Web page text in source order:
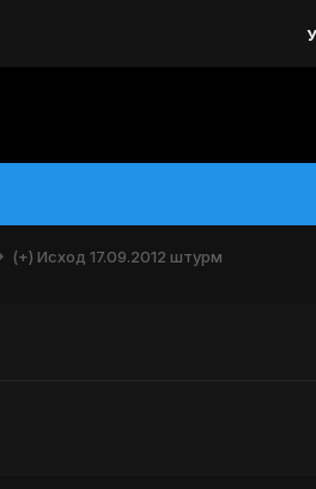
(+) Исход 17.09.2012 штурм